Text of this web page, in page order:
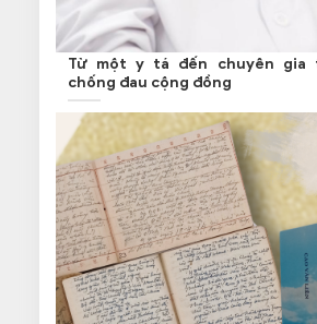
Từ một y tá đến chuyên gia
chống đau cộng đồng